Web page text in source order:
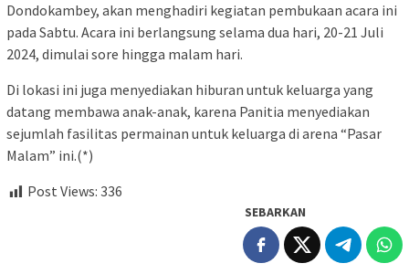
Dondokambey, akan menghadiri kegiatan pembukaan acara ini
pada Sabtu. Acara ini berlangsung selama dua hari, 20-21 Juli
2024, dimulai sore hingga malam hari.
Di lokasi ini juga menyediakan hiburan untuk keluarga yang
datang membawa anak-anak, karena Panitia menyediakan
sejumlah fasilitas permainan untuk keluarga di arena “Pasar
Malam” ini.(*)
Post Views: 336
SEBARKAN